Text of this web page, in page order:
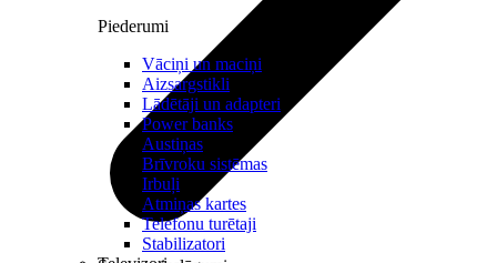
Piederumi
Vāciņi un maciņi
Aizsargstikli
Lādētāji un adapteri
Power banks
Austiņas
Brīvroku sistēmas
Irbuļi
Atmiņas kartes
Telefonu turētaji
Stabilizatori